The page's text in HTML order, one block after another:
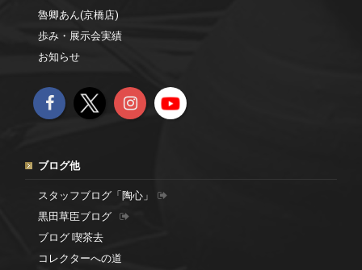
魯卿あん(京橋店)
歩み・展示会実績
お知らせ
ブログ他
スタッフブログ「陶心」
黒田草臣ブログ
ブログ 喫茶去
コレクターへの道